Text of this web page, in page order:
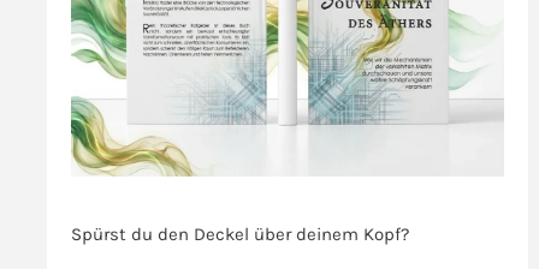
Spürst du den Deckel über deinem Kopf?